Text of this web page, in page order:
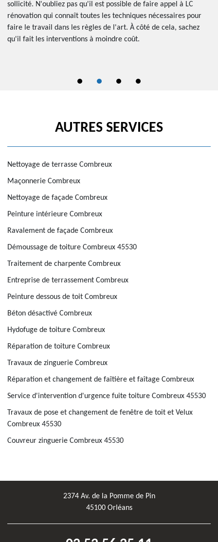
sollicité. N'oubliez pas qu'il est possible de faire appel à LC
rénovation qui connaît toutes les techniques nécessaires pour
faire le travail dans les règles de l'art. À côté de cela, sachez
qu'il fait les interventions à moindre coût.
AUTRES SERVICES
Nettoyage de terrasse Combreux
Maçonnerie Combreux
Nettoyage de façade Combreux
Peinture intérieure Combreux
Ravalement de façade Combreux
Démoussage de toiture Combreux 45530
Traitement de charpente Combreux
Entreprise de terrassement Combreux
Peinture dessous de toit Combreux
Béton désactivé Combreux
Hydofuge de toiture Combreux
Réparation de toiture Combreux
Travaux de zinguerie Combreux
Réparation et changement de faîtière et faîtage Combreux
Service d'intervention d'urgence fuite toiture Combreux 45530
Travaux de pose et changement de fenêtre de toit et Velux
Combreux 45530
Couvreur zinguerie Combreux 45530
2374 Av. de la Pomme de Pin
45100 Orléans